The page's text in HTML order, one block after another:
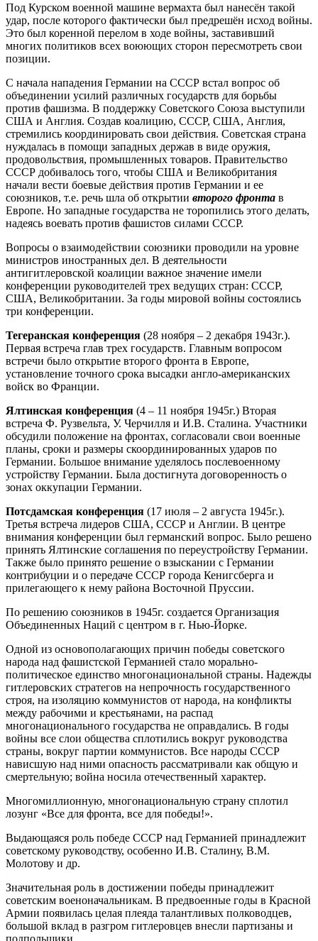
Под Курском военной машине вермахта был нанесён такой
удар, после которого фактически был предрешён исход войны.
Это был коренной перелом в ходе войны, заставивший
многих политиков всех воюющих сторон пересмотреть свои
позиции.
С начала нападения Германии на СССР встал вопрос об
объединении усилий различных государств для борьбы
против фашизма. В поддержку Советского Союза выступили
США и Англия. Создав коалицию, СССР, США, Англия,
стремились координировать свои действия. Советская страна
нуждалась в помощи западных держав в виде оружия,
продовольствия, промышленных товаров. Правительство
СССР добивалось того, чтобы США и Великобритания
начали вести боевые действия против Германии и ее
союзников, т.е. речь шла об открытии второго фронта в
Европе. Но западные государства не торопились этого делать,
надеясь воевать против фашистов силами СССР.
Вопросы о взаимодействии союзники проводили на уровне
министров иностранных дел. В деятельности
антигитлеровской коалиции важное значение имели
конференции руководителей трех ведущих стран: СССР,
США, Великобритании. За годы мировой войны состоялись
три конференции.
Тегеранская конференция (28 ноября – 2 декабря 1943г.).
Первая встреча глав трех государств. Главным вопросом
встречи было открытие второго фронта в Европе,
установление точного срока высадки англо-американских
войск во Франции.
Ялтинская конференция (4 – 11 ноября 1945г.) Вторая
встреча Ф. Рузвельта, У. Черчилля и И.В. Сталина. Участники
обсудили положение на фронтах, согласовали свои военные
планы, сроки и размеры скоординированных ударов по
Германии. Большое внимание уделялось послевоенному
устройству Германии. Была достигнута договоренность о
зонах оккупации Германии.
Потсдамская конференция (17 июля – 2 августа 1945г.).
Третья встреча лидеров США, СССР и Англии. В центре
внимания конференции был германский вопрос. Было решено
принять Ялтинские соглашения по переустройству Германии.
Также было принято решение о взыскании с Германии
контрибуции и о передаче СССР города Кенигсберга и
прилегающего к нему района Восточной Пруссии.
По решению союзников в 1945г. создается Организация
Объединенных Наций с центром в г. Нью-Йорке.
Одной из основополагающих причин победы советского
народа над фашистской Германией стало морально-
политическое единство многонациональной страны. Надежды
гитлеровских стратегов на непрочность государственного
строя, на изоляцию коммунистов от народа, на конфликты
между рабочими и крестьянами, на распад
многонационального государства не оправдались. В годы
войны все слои общества сплотились вокруг руководства
страны, вокруг партии коммунистов. Все народы СССР
нависшую над ними опасность рассматривали как общую и
смертельную; война носила отечественный характер.
Многомиллионную, многонациональную страну сплотил
лозунг «Все для фронта, все для победы!».
Выдающаяся роль победе СССР над Германией принадлежит
советскому руководству, особенно И.В. Сталину, В.М.
Молотову и др.
Значительная роль в достижении победы принадлежит
советским военоначальникам. В предвоенные годы в Красной
Армии появилась целая плеяда талантливых полководцев,
большой вклад в разгром гитлеровцев внесли партизаны и
подпольщики.